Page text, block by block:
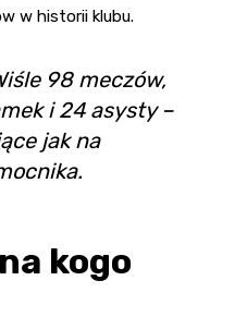
w historii klubu.
98 meczów,
i 24 asysty –
jak na
kogo